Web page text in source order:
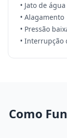
• Jato de
• Alagamento
• Pressão
• Interrupção
Como